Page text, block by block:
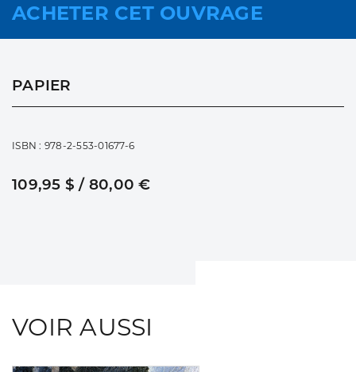
ACHETER CET OUVRAGE
PAPIER
ISBN : 978-2-553-01677-6
109,95 $ / 80,00 €
VOIR AUSSI